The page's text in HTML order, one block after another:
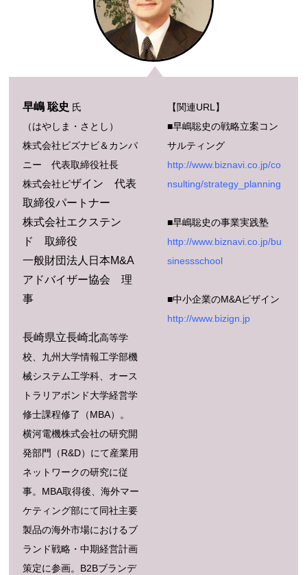
早嶋 聡史 氏
（はやしま・さとし）
株式会社ビズナビ＆カンパ
ニー 代表取締役社長
株式会社ビザイン 代表
取締役パートナー
株式会社エクステン
ド 取締役
一般財団法人日本M&A
アドバイザー協会 理
事
長崎県立長崎北高等学
校、九州大学情報工学部機
械システム工学科、オース
トラリアボンド大学経営学
修士課程修了（MBA）。
横河電機株式会社の研究開
発部門（R&D）にて産業用
ネットワークの研究に従
事。MBA取得後、海外マー
ケティング部にて同社主要
製品の海外市場におけるブ
ランド戦略・中期経営計画
策定に参画。B2Bブランデ
【関連URL】
■早嶋聡史の戦略立案コン
サルティング
http://www.biznavi.co.jp/co
nsulting/strategy_planning
■早嶋聡史の事業実践塾
http://www.biznavi.co.jp/bu
sinessschool
■中小企業のM&Aビザイン
http://www.bizign.jp